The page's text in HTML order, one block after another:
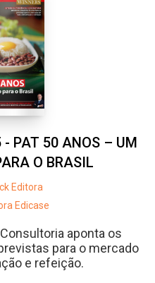
PAT 50 ANOS – UM
O BRASIL
Editora
Edicase
aponta os
para o mercado
e refeição.